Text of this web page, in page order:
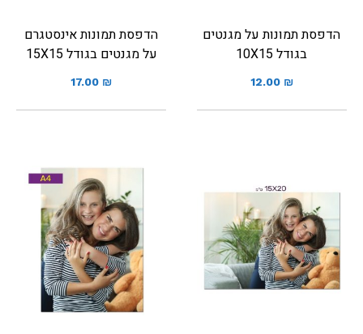
הדפסת תמונות על מגנטים
בגודל 10X15
12.00 ₪
הדפסת תמונות אינסטגרם
על מגנטים בגודל 15X15
17.00 ₪